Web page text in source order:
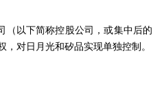
（以下简称控股公司
，或集中后的
对日月光和矽品实现单独控制。